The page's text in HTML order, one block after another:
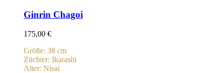
Ginrin Chagoi
175,00 €
Größe: 38 cm
Züchter: Ikarashi
Alter: Nisai